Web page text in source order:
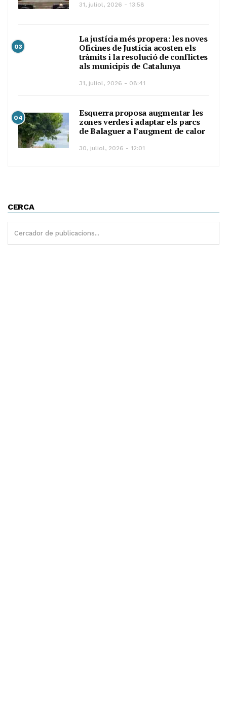
31, juliol, 2026 - 13:58
03
La justícia més propera: les noves
Oficines de Justícia acosten els
tràmits i la resolució de conflictes
als municipis de Catalunya
31, juliol, 2026 - 08:41
04
Esquerra proposa augmentar les
zones verdes i adaptar els parcs
de Balaguer a l’augment de calor
30, juliol, 2026 - 12:01
CERCA